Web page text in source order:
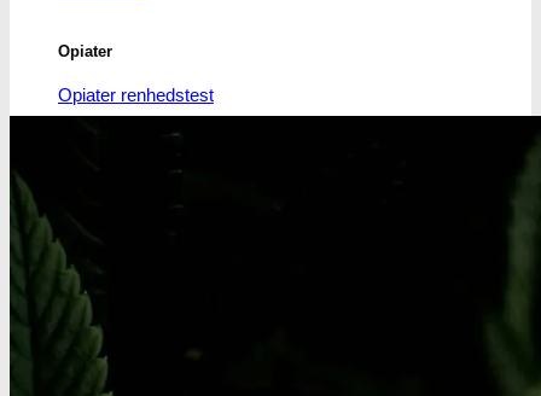
Opiater
Opiater renhedstest
Robadope
Robadope tests
Simons tests